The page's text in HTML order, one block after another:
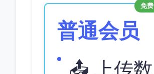
免费
普通会员
📤 上传数